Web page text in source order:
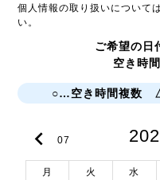
個人情報の取り扱いについて
い。
ご希望の日
空き時
○…空き時間複数
keyboard_arrow_left 07
月 火 水